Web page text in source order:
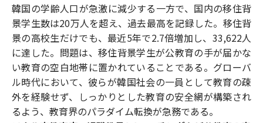
韓国の学齢人口が急激に減少する一方で、国内の移住背
景学生数は20万人を超え、過去最高を記録した。移住背
景の高校生だけでも、最近5年で2.7倍増加し、33,622人
に達した。問題は、移住背景学生が公教育の手が届かな
い教育の空白地帯に置かれていることである。グローバ
ル時代において、彼らが韓国社会の一員として教育の疎
外を経験せず、しっかりとした教育の安全網が構築され
るよう、教育界のパラダイム転換が急務である。